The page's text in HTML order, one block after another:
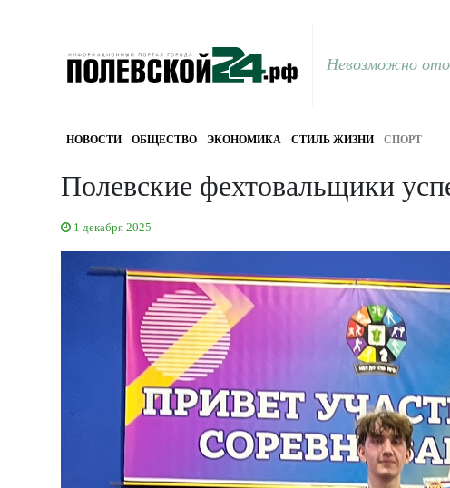
Невозможно
НОВОСТИ ОБЩЕСТВО ЭКОНОМИКА СТИЛЬ ЖИЗНИ СПОРТ
Полевские фехтовальщики
1 декабря 2025